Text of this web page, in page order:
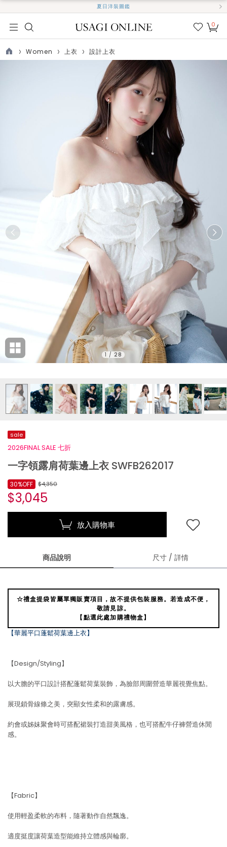
夏日洋裝圖鑑
我的
0
TOP
Women 上衣 設計上衣
1 / 28
sale
2026FINAL SALE 七折
一字領露肩荷葉邊上衣 SWFB262017
$4,350
$3,045
30%OFF
放入購物車
商品說明 尺寸 / 詳情
☆禮盒提袋皆屬單獨販賣項目，故不提供包裝服務。若造成不便，
敬請見諒。
【點選此處加購禮物盒】
【華麗平口蓬鬆荷葉邊上衣】
【Design/Styling】
以大膽的平口設計搭配蓬鬆荷葉裝飾，為臉部周圍營造華麗視覺焦點。
展現鎖骨線條之美，突顯女性柔和的露膚感。
約會或姊妹聚會時可搭配裙裝打造甜美風格，也可搭配牛仔褲營造休閒
感。
【Fabric】
使用輕盈柔軟的布料，隨著動作自然飄逸。
適度挺度讓荷葉造型能維持立體感與輪廓。